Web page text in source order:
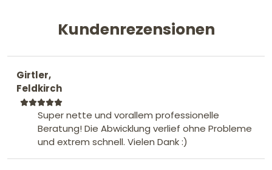
Kundenrezensionen
Girtler,
Feldkirch
Super nette und vorallem professionelle
Beratung! Die Abwicklung verlief ohne Probleme
und extrem schnell. Vielen Dank :)